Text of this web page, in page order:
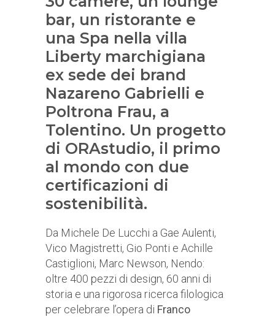
bar, un ristorante e
una Spa nella villa
Liberty marchigiana
ex sede dei brand
Nazareno Gabrielli e
Poltrona Frau, a
Tolentino. Un progetto
di ORAstudio, il primo
al mondo con due
certificazioni di
sostenibilità.
Da Michele De Lucchi a Gae Aulenti,
Vico Magistretti, Gio Ponti e Achille
Castiglioni, Marc Newson, Nendo:
oltre 400 pezzi di design, 60 anni di
storia e una rigorosa ricerca filologica
per celebrare l’opera di Franco